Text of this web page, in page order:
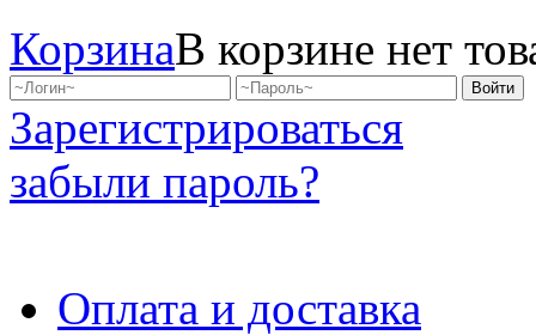
КорзинаВ корзине нет
Зарегистрироваться
забыли пароль?
Оплата и доставка